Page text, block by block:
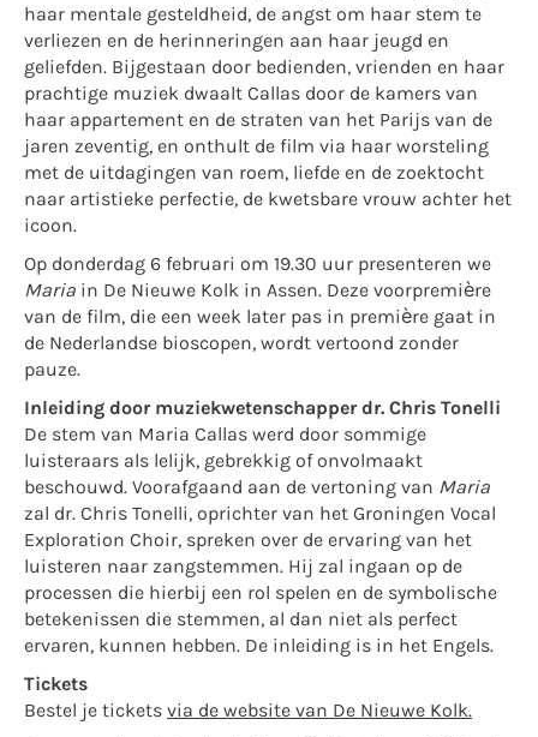
haar mentale gesteldheid, de angst om haar stem te
verliezen en de herinneringen aan haar jeugd en
geliefden. Bijgestaan door bedienden, vrienden en haar
prachtige muziek dwaalt Callas door de kamers van
haar appartement en de straten van het Parijs van de
jaren zeventig, en onthult de film via haar worsteling
met de uitdagingen van roem, liefde en de zoektocht
naar artistieke perfectie, de kwetsbare vrouw achter het
icoon.
Op donderdag 6 februari om 19.30 uur presenteren we
Maria in De Nieuwe Kolk in Assen. Deze voorpremière
van de film, die een week later pas in première gaat in
de Nederlandse bioscopen, wordt vertoond zonder
pauze.
Inleiding door muziekwetenschapper dr. Chris Tonelli
De stem van Maria Callas werd door sommige
luisteraars als lelijk, gebrekkig of onvolmaakt
beschouwd. Voorafgaand aan de vertoning van Maria
zal dr. Chris Tonelli, oprichter van het Groningen Vocal
Exploration Choir, spreken over de ervaring van het
luisteren naar zangstemmen. Hij zal ingaan op de
processen die hierbij een rol spelen en de symbolische
betekenissen die stemmen, al dan niet als perfect
ervaren, kunnen hebben. De inleiding is in het Engels.
Tickets
Bestel je tickets via de website van De Nieuwe Kolk.